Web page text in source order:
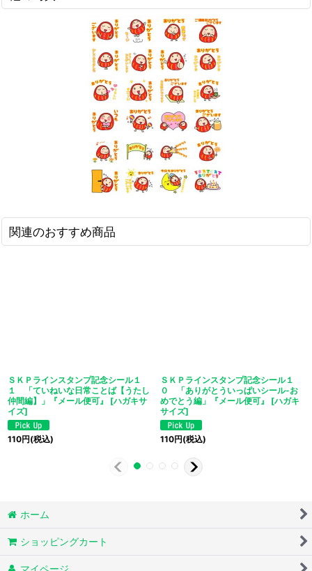
関連のおすすめ商品
ＳＫＰラインスタンプ記念シール１
１ 「ていねいな日常ことば【うたし
仲間編】」『メール便可』
[ハガキサ
イズ]
110円(税込)
ＳＫＰラインスタンプ記念シール１
０ 「ありがとういっぱいシール-お
めでとう編」『メール便可』
[ハガキ
サイズ]
110円(税込)
ホーム
ショッピングカート
マイページ